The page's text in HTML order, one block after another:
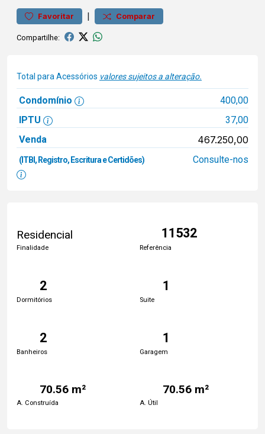
Favoritar | Comparar
Compartilhe:
Total para Acessórios valores sujeitos a alteração.
Condomínio
400,00
IPTU
37,00
Venda
467.250,00
(ITBI, Registro, Escritura e Certidões) Consulte-nos
Residencial
Finalidade
11532
Referência
2
Dormitórios
1
Suite
2
Banheiros
1
Garagem
70.56 m²
A. Construída
70.56 m²
A. Útil